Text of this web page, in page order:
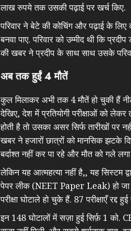
लाख रुपये तक उसकी पढ़ाई पर खर्च किए.
परिवार ने बेटे की कोचिंग और पढ़ाई के
बनवा पाए. परिवार को उम्मीद थी कि
की खबर ने प्रदीप के साथ साथ उसके
अब तक हुईं 4 मौतें
कुल मिलाकर अभी तक 4 मौतें हो चुकी हैं
देखिए, देश में प्रतियोगी परीक्षाओं को लेकर
होती है तो उसका असर सिर्फ तारीखों पर
खबर ने हजारों छात्रों को मानसिक झटके
बर्दाश्त नहीं कर पा रहे और मौत को गले
लेकिन यह आत्महत्या नहीं है,, यह सिस्टम
पेपर लीक (NEET Paper Leak) हो
परीक्षा घोटाले हो चुके हैं. 87 परीक्षाएँ
इन 148 घोटालों में सज़ा हुई सिर्फ़ 1 को.